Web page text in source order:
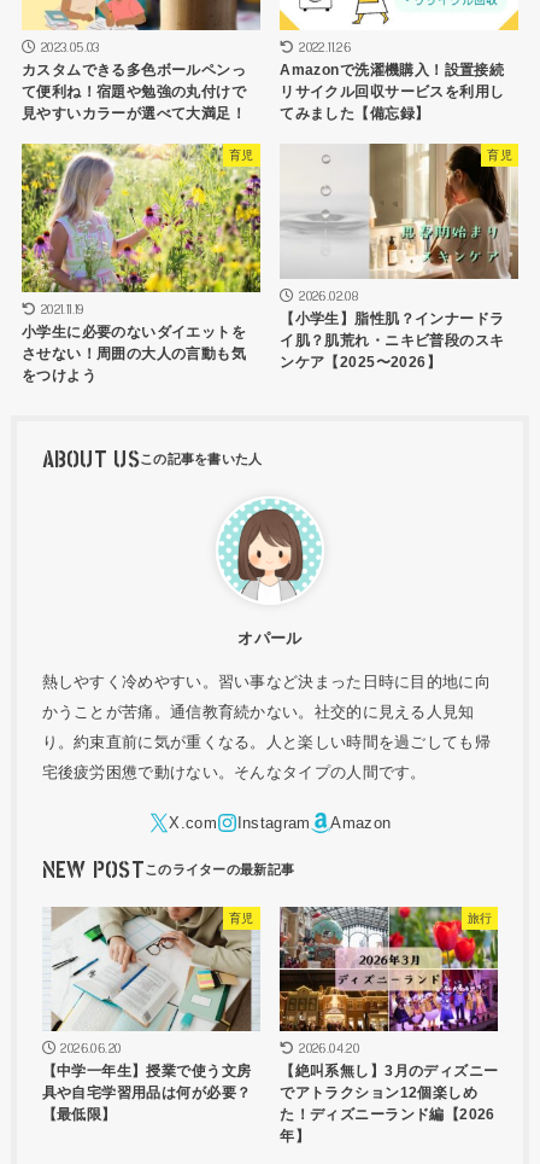
2023.05.03
カスタムできる多色ボールペンっ
て便利ね！宿題や勉強の丸付けで
見やすいカラーが選べて大満足！
2022.11.26
Amazonで洗濯機購入！設置接続
リサイクル回収サービスを利用し
てみました【備忘録】
育児
2021.11.19
小学生に必要のないダイエットを
させない！周囲の大人の言動も気
をつけよう
育児
2026.02.08
【小学生】脂性肌？インナードラ
イ肌？肌荒れ・ニキビ普段のスキ
ンケア【2025〜2026】
ABOUT US
オパール
熱しやすく冷めやすい。習い事など決まった日時に目的地に向
かうことが苦痛。通信教育続かない。社交的に見える人見知
り。約束直前に気が重くなる。人と楽しい時間を過ごしても帰
宅後疲労困憊で動けない。そんなタイプの人間です。
NEW POST
育児
2026.06.20
【中学一年生】授業で使う文房
具や自宅学習用品は何が必要？
【最低限】
旅行
2026.04.20
【絶叫系無し】3月のディズニー
でアトラクション12個楽しめ
た！ディズニーランド編【2026
年】